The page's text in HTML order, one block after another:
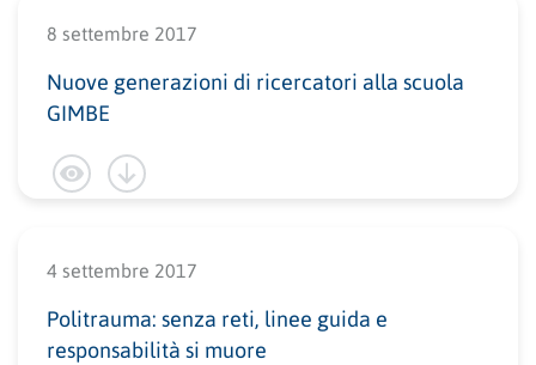
8 settembre 2017
Nuove generazioni di ricercatori alla scuola
GIMBE
4 settembre 2017
Politrauma: senza reti, linee guida e
responsabilità si muore